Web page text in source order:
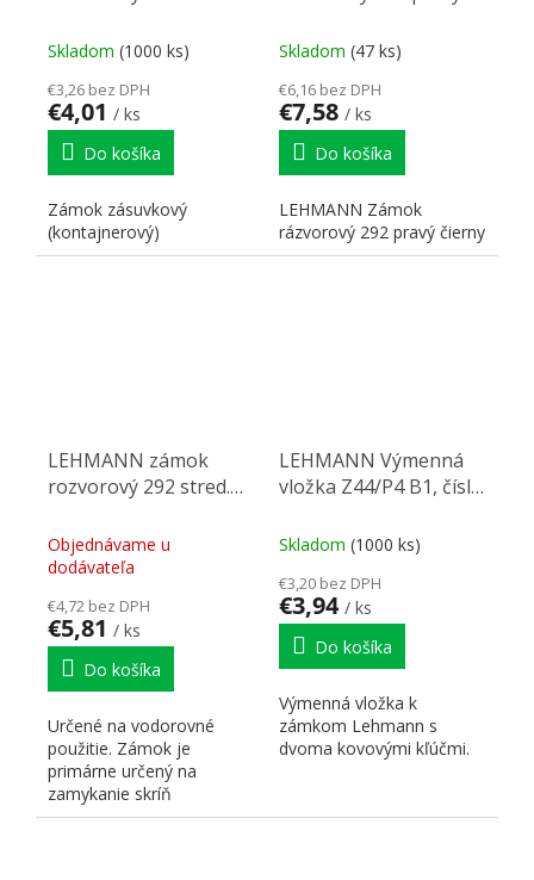
Skladom (1000 ks)
€3,26 bez DPH
€4,01 / ks
Do košíka
Zámok zásuvkový
(kontajnerový)
Skladom (47 ks)
€6,16 bez DPH
€7,58 / ks
Do košíka
LEHMANN Zámok
rázvorový 292 pravý čierny
LEHMANN zámok
rozvorový 292 stred.
Objednávame u
dodávateľa
€4,72 bez DPH
€5,81 / ks
Do košíka
Určené na vodorovné
použitie. Zámok je
primárne určený na
zamykanie skríň
vybavených sortimentom
LEHMANN Výmenná
vložka Z44/P4 B1, číslo
Skladom (1000 ks)
€3,20 bez DPH
€3,94 / ks
Do košíka
Výmenná vložka k
zámkom Lehmann s
dvoma kovovými kľúčmi.